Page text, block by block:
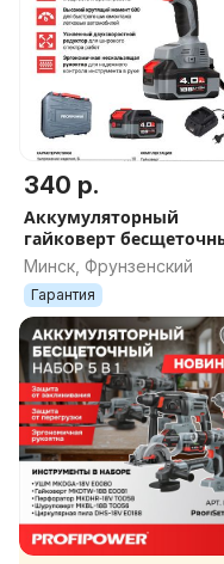
340 р.
Аккумуляторный
гайковерт
ударный ProfiPower
DWDTW-18V
Минск, Фрунзенский
Гарантия